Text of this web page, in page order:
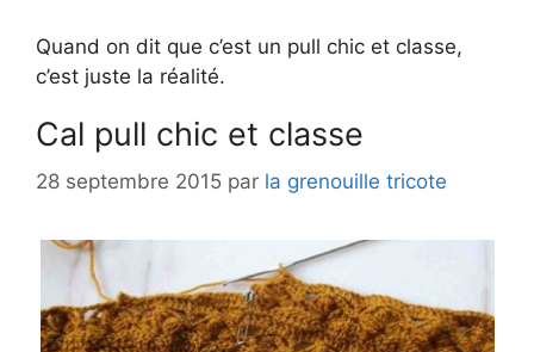
Quand on dit que c’est un pull chic et classe,
c’est juste la réalité.
Cal pull chic et classe
28 septembre 2015 par la grenouille tricote